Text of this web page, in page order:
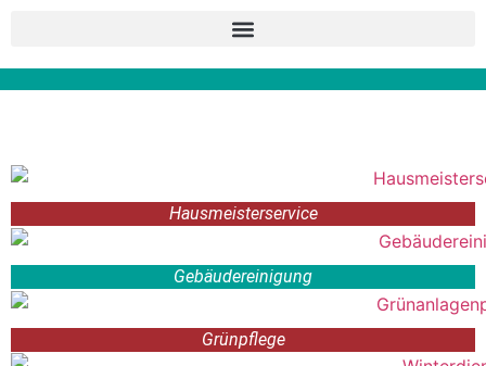
Hausmeisterservice
Gebäudereinigung
Grünpflege